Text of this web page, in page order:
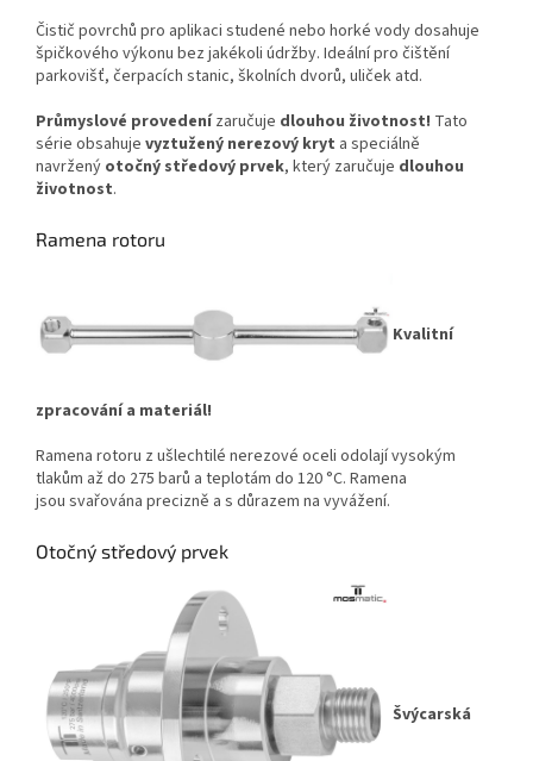
Čistič povrchů pro aplikaci studené nebo horké vody dosahuje
špičkového výkonu bez jakékoli údržby. Ideální pro čištění
parkovišť, čerpacích stanic, školních dvorů, uliček atd.
Průmyslové provedenízaručuje dlouhou životnost! Tato
série obsahuje vyztužený nerezový kryt a speciálně
navržený otočný středový prvek, který zaručuje dlouhou
životnost.
Ramena rotoru
Kvalitní
zpracování a materiál!
Ramena rotoru z ušlechtilé nerezové oceli odolají vysokým
tlakům až do 275 barů a teplotám do 120 °C. Ramena
jsou svařována precizně a s důrazem na vyvážení.
Otočný středový prvek
Švýcarská